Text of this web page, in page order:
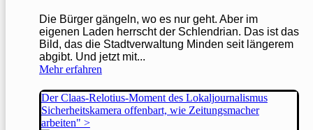
Die Bürger gängeln, wo es nur geht. Aber im
eigenen Laden herrscht der Schlendrian. Das ist das
Bild, das die Stadtverwaltung Minden seit längerem
abgibt. Und jetzt mit...
Mehr erfahren
Der Claas-Relotius-Moment des Lokaljournalismus
Sicherheitskamera offenbart, wie Zeitungsmacher
arbeiten" >